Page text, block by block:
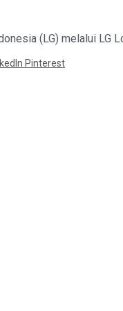
(LG) melalui LG
Pinterest